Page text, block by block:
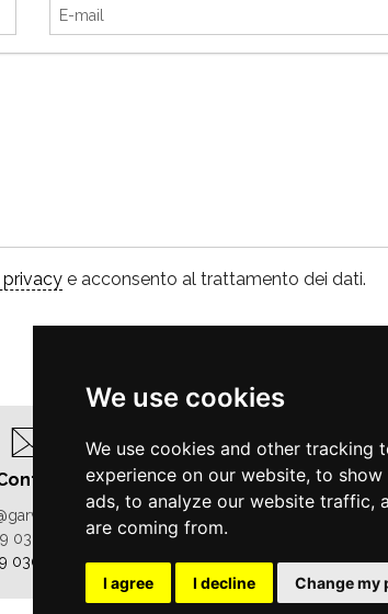
We use cookies
We use cookies and other tracking
experience on our website, to
ads, to analyze our website traffic,
are coming from.
I agree I decline Change my
e acconsento al trattamento dei dati.
030/6119576
030/6119942